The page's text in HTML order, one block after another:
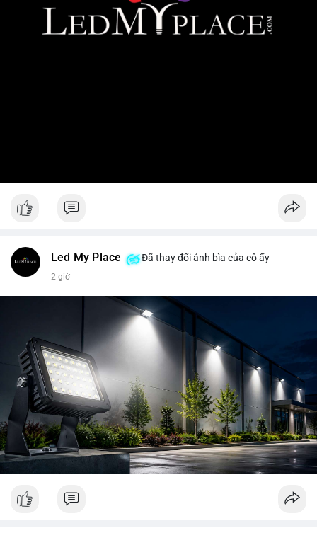
Led My Place Đã thay đổi ảnh bìa của cô ấy
2 giờ